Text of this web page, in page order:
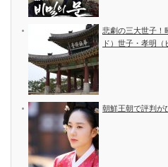
悲劇の三大世子！
ド）世子・孝明
朝鮮王朝で評判が